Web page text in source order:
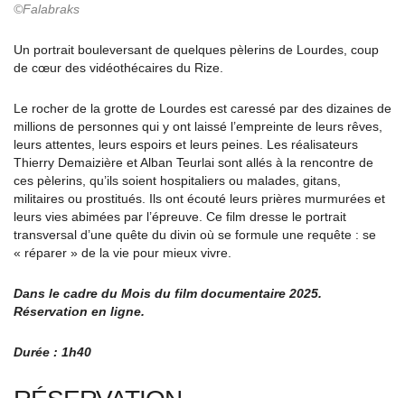
©Falabraks
Un portrait bouleversant de quelques pèlerins de Lourdes, coup
de cœur des vidéothécaires du Rize.
Le rocher de la grotte de Lourdes est caressé par des dizaines de
millions de personnes qui y ont laissé l’empreinte de leurs rêves,
leurs attentes, leurs espoirs et leurs peines. Les réalisateurs
Thierry Demaizière et Alban Teurlai sont allés à la rencontre de
ces pèlerins, qu’ils soient hospitaliers ou malades, gitans,
militaires ou prostitués. Ils ont écouté leurs prières murmurées et
leurs vies abimées par l’épreuve. Ce film dresse le portrait
transversal d’une quête du divin où se formule une requête : se
« réparer » de la vie pour mieux vivre.
Dans le cadre du Mois du film documentaire 2025.
Réservation en ligne.
Durée : 1h40